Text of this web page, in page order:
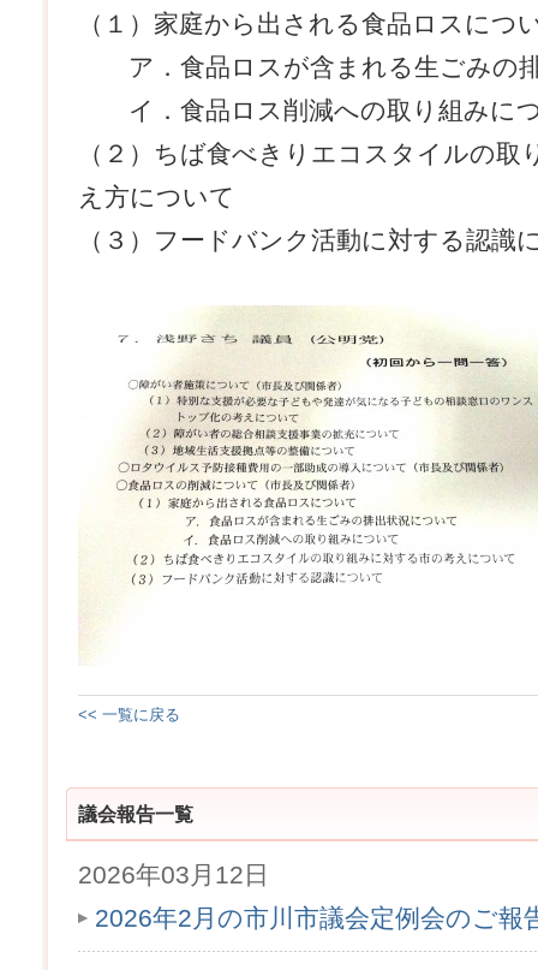
（１）家庭から出される食品ロスにつ
ア．食品ロスが含まれる生ごみの
イ．食品ロス削減への取り組みに
（２）ちば食べきりエコスタイルの取
え方について
（３）フードバンク活動に対する認識
<< 一覧に戻る
議会報告一覧
2026年03月12日
2026年2月の市川市議会定例会のご報